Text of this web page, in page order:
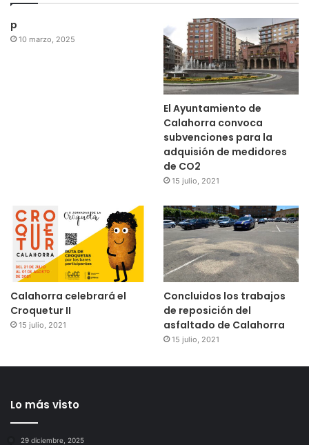
p
10 marzo, 2025
El Ayuntamiento de
Calahorra convoca
subvenciones para la
adquisión de medidores
de CO2
15 julio, 2021
Calahorra celebrará el
Croquetur II
15 julio, 2021
Concluidos los trabajos
de reposición del
asfaltado de Calahorra
15 julio, 2021
Lo más visto
29 diciembre, 2025